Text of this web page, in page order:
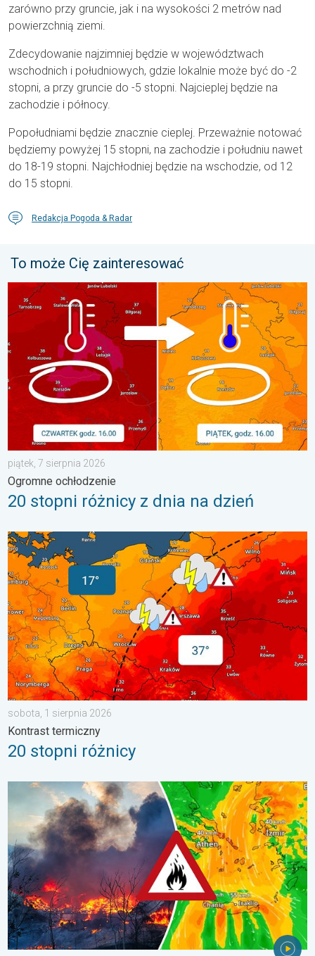
zarówno przy gruncie, jak i na wysokości 2 metrów nad
powierzchnią ziemi.
Zdecydowanie najzimniej będzie w województwach
wschodnich i południowych, gdzie lokalnie może być do -2
stopni, a przy gruncie do -5 stopni. Najcieplej będzie na
zachodzie i północy.
Popołudniami będzie znacznie cieplej. Przeważnie notować
będziemy powyżej 15 stopni, na zachodzie i południu nawet
do 18-19 stopni. Najchłodniej będzie na wschodzie, od 12
do 15 stopni.
Redakcja Pogoda & Radar
To może Cię zainteresować
20 stopni różnicy z dnia na dzień. Ogromne ochłodzenie. . .
piątek, 7 sierpnia 2026
Ogromne ochłodzenie
20 stopni różnicy z dnia na dzień
20 stopni różnicy. Kontrast termiczny. . . sobota, 1 sierpnia
sobota, 1 sierpnia 2026
Kontrast termiczny
20 stopni różnicy
Pożary lasów szaleją także w Europie Południowo-